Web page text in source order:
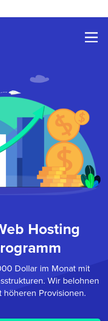
Open Nav
Hosting
Dollar im Monat mit
Wir belohnen
Provisionen.